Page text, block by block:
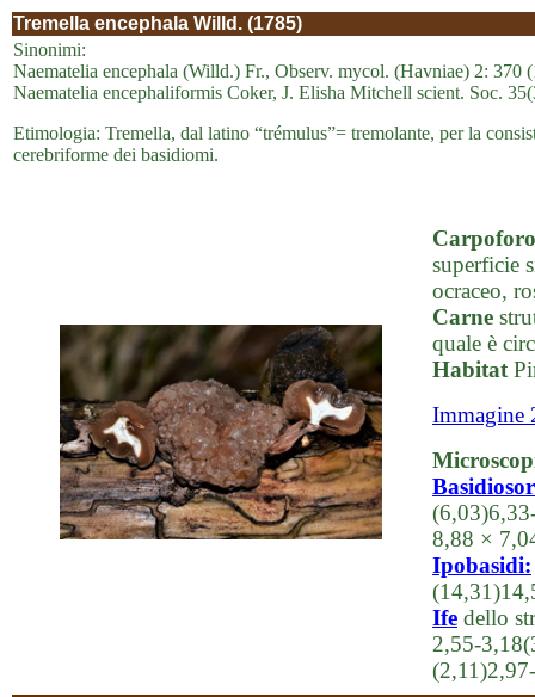
Tremella encephala Willd. (1785)
Sinonimi:
Naematelia encephala (Willd.) Fr., Observ. mycol. (Havniae) 2: 370
Naematelia encephaliformis Coker, J. Elisha Mitchell scient. Soc.
Etimologia: Tremella, dal latino “trémulus”= tremolante, per la
cerebriforme dei basidiomi.
Carpoforo
superficie
ocraceo,
Carne
quale è
Habitat
Immagine
8,88 ×
Ipobasidi:
Ife dello
2,55-